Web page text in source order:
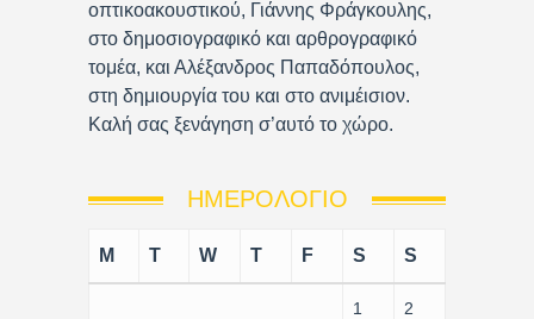
οπτικοακουστικού, Γιάννης Φράγκουλης,
στο δημοσιογραφικό και αρθρογραφικό
τομέα, και Αλέξανδρος Παπαδόπουλος,
στη δημιουργία του και στο ανιμέισιον.
Καλή σας ξενάγηση σ’αυτό το χώρο.
ΗΜΕΡΟΛΌΓΙΟ
M T W T F S S
1 2